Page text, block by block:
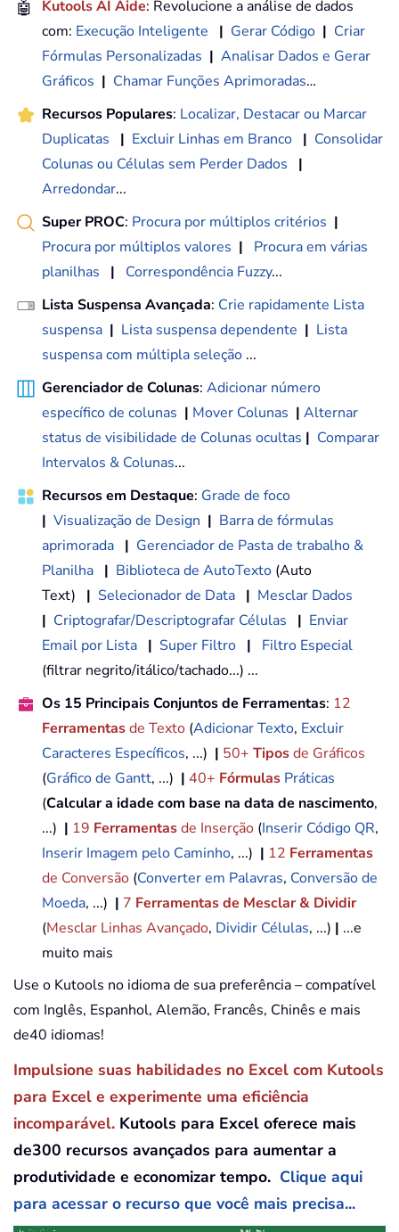
🤖 Kutools AI Aide: Revolucione a análise de dados
com: Execução Inteligente | Gerar Código | Criar
Fórmulas Personalizadas | Analisar Dados e Gerar
Gráficos | Chamar Funções Aprimoradas…
Recursos Populares: Localizar, Destacar ou Marcar
Duplicatas
| Excluir Linhas em Branco | Consolidar
Colunas ou Células sem Perder Dados
|
Arredondar...
Super PROC: Procura por múltiplos critérios |
Procura por múltiplos valores |
Procura em várias
planilhas
| Correspondência Fuzzy...
Lista Suspensa Avançada: Crie rapidamente Lista
suspensa | Lista suspensa dependente | Lista
suspensa com múltipla seleção ...
Gerenciador de Colunas: Adicionar número
específico de colunas | Mover Colunas | Alternar
status de visibilidade de Colunas ocultas | Comparar
Intervalos & Colunas...
Recursos em Destaque: Grade de foco
| Visualização de Design | Barra de fórmulas
aprimorada | Gerenciador de Pasta de trabalho &
Planilha | Biblioteca de AutoTexto (Auto
Text) | Selecionador de Data | Mesclar Dados
| Criptografar/Descriptografar Células | Enviar
Email por Lista | Super Filtro |
Filtro Especial
(filtrar negrito/itálico/tachado...) ...
Os 15 Principais Conjuntos de Ferramentas: 12
Ferramentasde Texto (Adicionar Texto, Excluir
Caracteres Específicos, ...) | 50+ Tiposde Gráficos
(Gráfico de Gantt, ...) | 40+ Fórmulas Práticas
(Calcular a idade com base na data de nascimento,
...) | 19 Ferramentasde Inserção (Inserir Código QR,
Inserir Imagem pelo Caminho, ...) | 12 Ferramentas
de Conversão (Converter em Palavras, Conversão de
Moeda, ...) | 7 Ferramentas de Mesclar & Dividir
(Mesclar Linhas Avançado, Dividir Células, ...) | ...e
muito mais
Use o Kutools no idioma de sua preferência – compatível
com Inglês, Espanhol, Alemão, Francês, Chinês e mais
de40 idiomas!
Impulsione suas habilidades no Excel com Kutools
para Excel e experimente uma eficiência
incomparável. Kutools para Excel oferece mais
de300 recursos avançados para aumentar a
produtividade e economizar tempo. Clique aqui
para acessar o recurso que você mais precisa...